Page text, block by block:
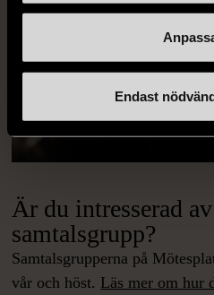
Endast
Är du intresserad
samtalsgrupp?
Samtalsgrupperna på
vår och höst. Läs mer om hur